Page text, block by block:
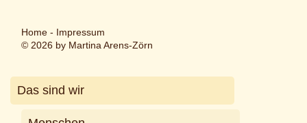
Home- Impressum
© 2026 by Martina Arens-Zörn
Das sind wir